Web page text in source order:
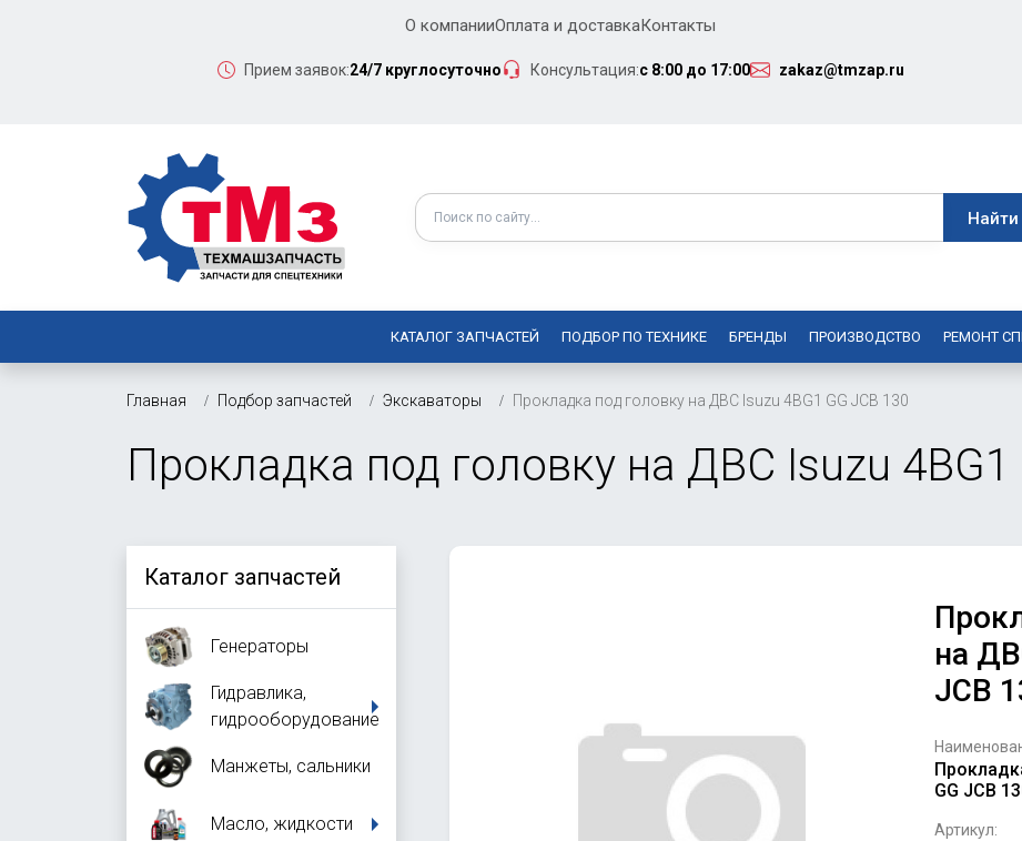
О компанииОплата и доставкаКонтакты
Прием заявок:24/7 круглосуточно Консультация:с 8:00 до 17:00 zakaz@tmzap.ru
КАТАЛОГ ЗАПЧАСТЕЙ ПОДБОР ПО ТЕХНИКЕ БРЕНДЫ ПРОИЗВОДСТВО РЕМОНТ
Главная Подбор запчастей Экскаваторы Прокладка под головку на ДВС Isuzu 4BG1 GG JCB 130
Прокладка под головку на ДВС Isuzu 4BG1
Каталог запчастей
Генераторы
Гидравлика,
гидрооборудование
Манжеты, сальники
Масло, жидкости
на
JCB
GG JCB
Артикул: